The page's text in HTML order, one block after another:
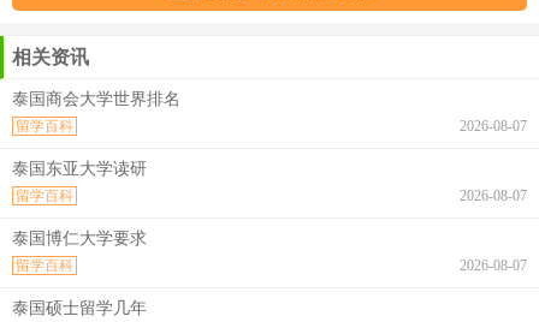
相关资讯
泰国商会大学世界排名
2026-08-07
留学百科
泰国东亚大学读研
2026-08-07
留学百科
泰国博仁大学要求
2026-08-07
留学百科
泰国硕士留学几年